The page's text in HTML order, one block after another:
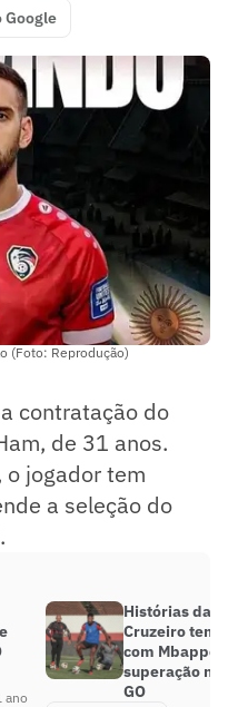
Google
(Foto: Reprodução)
contratação do
de 31 anos.
jogador tem
a seleção do
ano
Histórias da
Cruzeiro tem
com Mbappé
superação
GO